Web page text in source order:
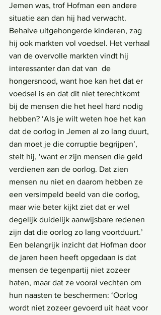
Jemen was, trof Hofman een andere
situatie aan dan hij had verwacht.
Behalve uitgehongerde kinderen, zag
hij ook markten vol voedsel. Het verhaal
van de overvolle markten vindt hij
interessanter dan dat van  de
hongersnood, want hoe kan het dat er
voedsel is en dat dit niet terechtkomt
bij de mensen die het heel hard nodig
hebben? ‘Als je wilt weten hoe het kan
dat de oorlog in Jemen al zo lang duurt,
dan moet je die corruptie begrijpen’,
stelt hij, ‘want er zijn mensen die geld
verdienen aan de oorlog. Dat zien
mensen nu niet en daarom hebben ze
een versimpeld beeld van die oorlog,
maar wie beter kijkt ziet dat er wel
degelijk duidelijk aanwijsbare redenen
zijn dat die oorlog zo lang voortduurt.’
Een belangrijk inzicht dat Hofman door
de jaren heen heeft opgedaan is dat
mensen de tegenpartij niet zozeer
haten, maar dat ze vooral vechten om
hun naasten te beschermen: ‘Oorlog
wordt niet zozeer gevoerd uit haat voor